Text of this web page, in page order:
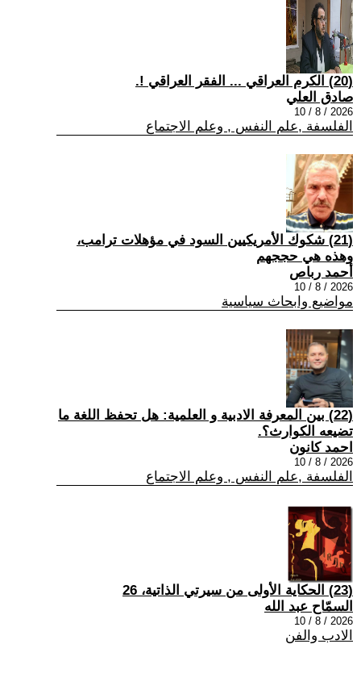
(20) الكرم العراقي ... الفقر العراقي !.
صادق العلي
2026 / 8 / 10
الفلسفة ,علم النفس , وعلم الاجتماع
(21) شكوك الأمريكيين السود في مؤهلات ترامب،
وهذه هي حججهم
أحمد رباص
2026 / 8 / 10
مواضيع وابحاث سياسية
(22) بين المعرفة الادبية و العلمية: هل تحفظ اللغة ما
تضيعه الكوارث؟.
احمد كانون
2026 / 8 / 10
الفلسفة ,علم النفس , وعلم الاجتماع
(23) الحكاية الأولى من سيرتي الذاتية، 26
السمّاح عبد الله
2026 / 8 / 10
الادب والفن